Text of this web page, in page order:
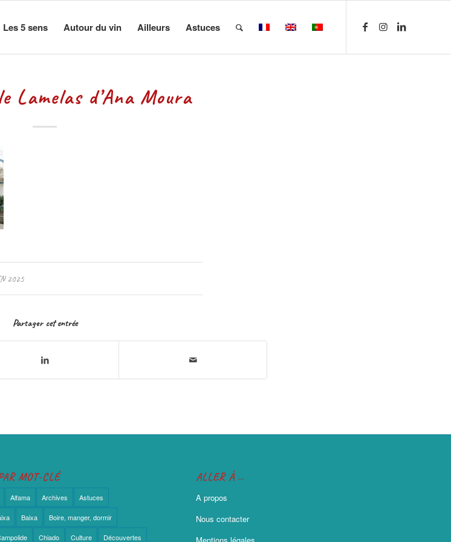
Les 5 sens Autour du vin Ailleurs Astuces
Lamelas d’Ana Moura
2025
Partager cet entrée
MOT-CLÉ
Alfama Archives Astuces
Baixa Boire, manger, dormir
Chiado Culture Découvertes
ALLER À …
A propos
Nous contacter